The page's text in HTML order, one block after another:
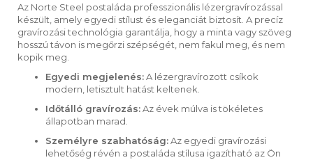
Az Norte Steel postaláda professzionális lézergravírozással
készült, amely egyedi stílust és eleganciát biztosít. A precíz
gravírozási technológia garantálja, hogy a minta vagy szöveg
hosszú távon is megőrzi szépségét, nem fakul meg, és nem
kopik meg.
Egyedi megjelenés:A lézergravírozott csíkok
modern, letisztult hatást keltenek.
Időtálló gravírozás:Az évek múlva is tökéletes
állapotban marad.
Személyre szabhatóság:Az egyedi gravírozási
lehetőség révén a postaláda stílusa igazítható az Ön